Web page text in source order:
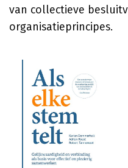
van collectieve
organisatieprincipes.